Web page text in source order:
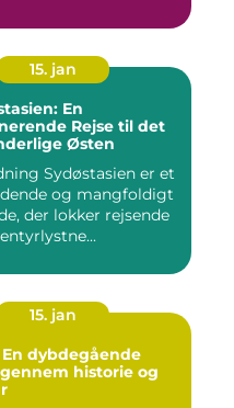
15. jan
En
Rejse til det
Østen
er et
og mangfoldigt
der lokker rejsende
15. jan
En dybdegående
historie og